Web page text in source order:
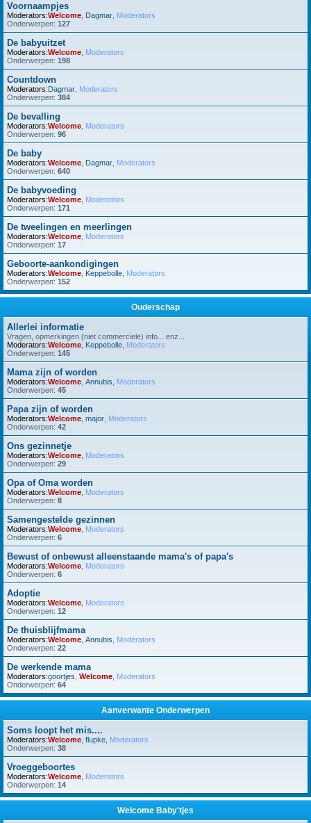
Voornaampjes
Moderators:Welcome Dagmar Moderators
Onderwerpen: 127
De babyuitzet
Moderators:Welcome Moderators
Onderwerpen: 198
Countdown
Moderators:Dagmar Moderators
Onderwerpen: 384
De bevalling
Moderators:Welcome Moderators
Onderwerpen: 96
De baby
Moderators:Welcome Dagmar Moderators
Onderwerpen: 640
De babyvoeding
Moderators:Welcome Moderators
Onderwerpen: 171
De tweelingen en meerlingen
Moderators:Welcome Moderators
Onderwerpen: 17
Geboorte-aankondigingen
Moderators:Welcome Keppebolle Moderators
Onderwerpen: 152
Ouderschap
Allerlei informatie
Vragen, opmerkingen (niet commerciele) info....enz...
Moderators:Welcome Keppebolle Moderators
Onderwerpen: 145
Mama zijn of worden
Moderators:Welcome Annubis
Moderators
Onderwerpen: 45
Papa zijn of worden
Moderators:Welcome major Moderators
Onderwerpen: 42
Ons gezinnetje
Moderators:Welcome Moderators
Onderwerpen: 29
Opa of Oma worden
Moderators:Welcome Moderators
Onderwerpen: 8
Samengestelde gezinnen
Moderators:Welcome Moderators
Onderwerpen: 6
Bewust of onbewust alleenstaande mama's of papa's
Moderators:Welcome Moderators
Onderwerpen: 6
Adoptie
Moderators:Welcome Moderators
Onderwerpen: 12
De thuisblijfmama
Moderators:Welcome Annubis
Moderators
Onderwerpen: 22
De werkende mama
Moderators:goortjes Welcome Moderators
Onderwerpen: 64
Aanverwante Onderwerpen
Soms loopt het mis....
Moderators:Welcome flupke Moderators
Onderwerpen: 38
Vroeggeboortes
Moderators:Welcome Moderators
Onderwerpen: 14
Welcome Baby'tjes